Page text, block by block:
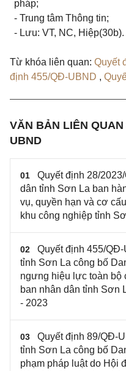
pháp;
- Trung tâm Thông tin;
- Lưu: VT, NC, Hiệp(30b).
Từ khóa liên quan: Quyết
định 455/QĐ-UBND ,
VĂN BẢN LIÊN
UBND
01
Quyết định 28/
dân tỉnh Sơn La ban
vụ, quyền hạn và cơ
khu công nghiệp tỉnh
02
Quyết định 455/
tỉnh Sơn La công bố
ngưng hiệu lực toàn bộ
ban nhân dân tỉnh Sơn
- 2023
03
Quyết định 89/QĐ-
tỉnh Sơn La công bố
phạm pháp luật do Hội